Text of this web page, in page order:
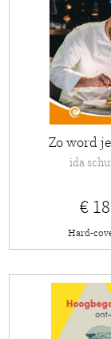
Zo word
ida
€
Hard-